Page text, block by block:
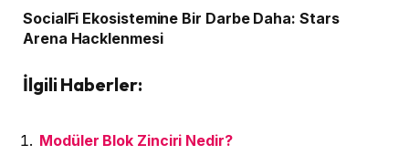
SocialFi Ekosistemine Bir Darbe Daha: Stars
Arena Hacklenmesi
İlgili Haberler:
Modüler Blok Zinciri Nedir?